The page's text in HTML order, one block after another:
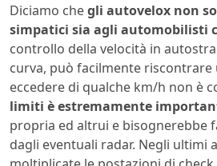
Diciamo chegli autovelox non
simpatici sia agli automobilisti
controllo della velocità in
curva, può facilmente riscontrare
eccedere di qualche km/h non è
limiti è estremamente
propria ed altrui e bisognerebbe
dagli eventuali radar. Negli ultimi